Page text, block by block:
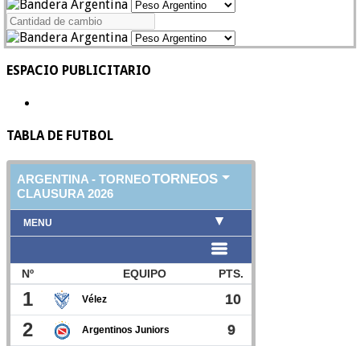
ESPACIO PUBLICITARIO
TABLA DE FUTBOL